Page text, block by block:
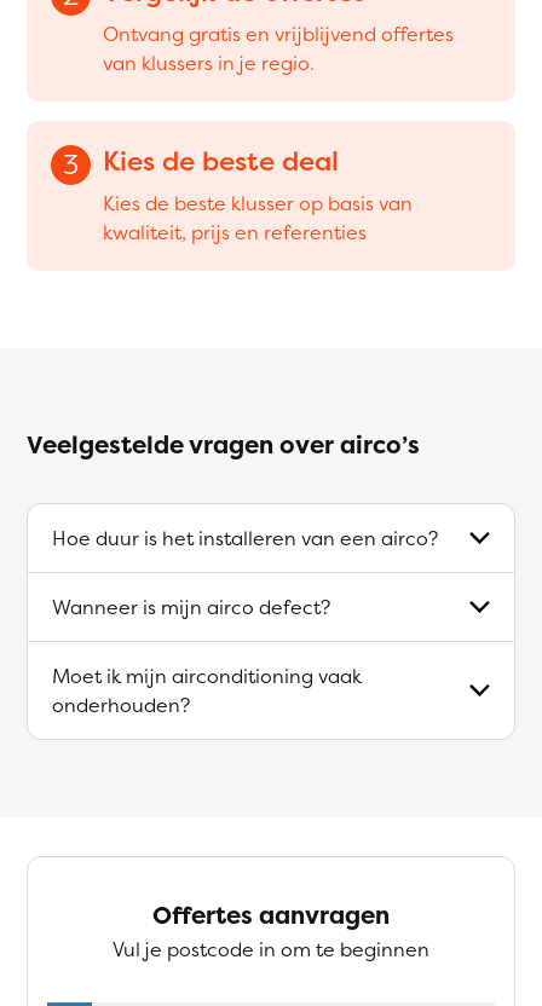
Ontvang gratis en vrijblijvend offertes
van klussers in je regio.
3 Kies de beste deal
Kies de beste klusser op basis van
kwaliteit, prijs en referenties
Veelgestelde vragen over airco’s
Hoe duur is het installeren van een airco?
Wanneer is mijn airco defect?
Moet ik mijn airconditioning vaak
onderhouden?
Offertes aanvragen
Vul je postcode in om te beginnen